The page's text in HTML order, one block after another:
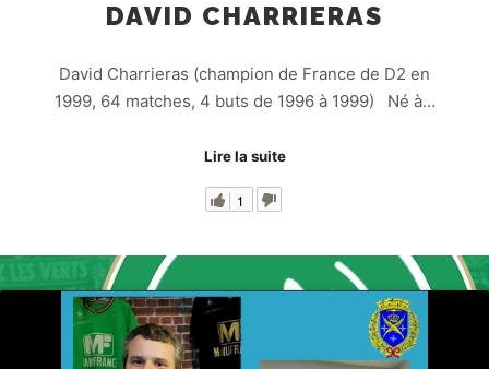
DAVID CHARRIERAS
David Charrieras (champion de France de D2 en
1999, 64 matches, 4 buts de 1996 à 1999) Né à…
Lire la suite
1